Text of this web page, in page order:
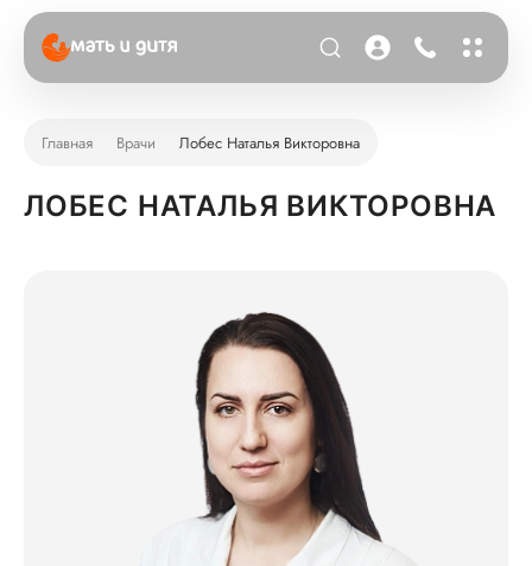
Главная Врачи Лобес Наталья Викторовна
ЛОБЕС НАТАЛЬЯ ВИКТОРОВНА